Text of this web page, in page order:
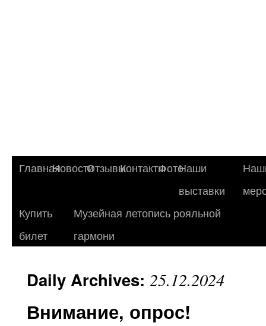
ГлавнаяНовостиОтзывыКонтактыФотоНаши
выставки
Купить
билет
Музейная летопись рояльной
гармони
Daily Archives: 25.12.2024
Внимание, опрос!